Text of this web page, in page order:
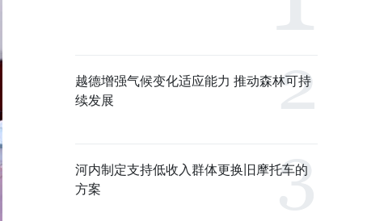
越德增强气候变化适应能力 推动森林可持
续发展
河内制定支持低收入群体更换旧摩托车的
方案